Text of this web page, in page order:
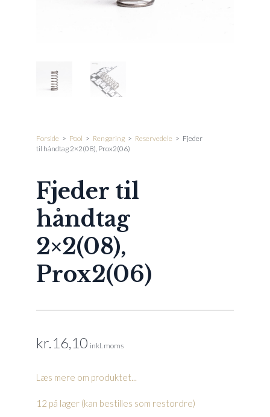
Forside > Pool > Rengøring > Reservedele > Fjeder
til håndtag 2×2(08), Prox2(06)
Fjeder til
håndtag
2×2(08),
Prox2(06)
kr. 16,10 inkl. moms
Læs mere om produktet...
12 på lager (kan bestilles som restordre)